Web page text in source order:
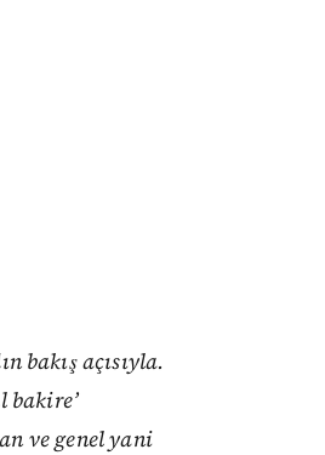
bakış açısıyla.
bakire’
ve genel yani